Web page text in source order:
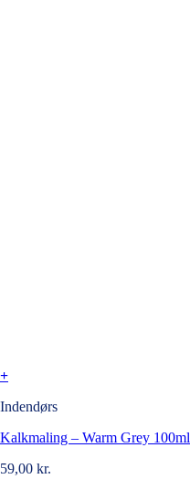
+
Indendørs
Kalkmaling – Warm Grey 100ml
59,00 kr.